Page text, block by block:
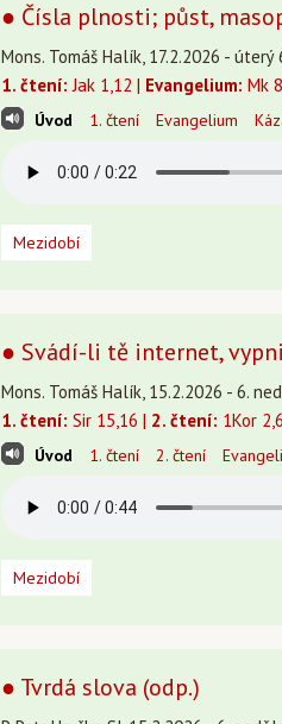
● Čísla plnosti; půst,
Mons. Tomáš Halík, 17.2.2026 -
1. čtení: Jak 1,12 | Evangelium: Mk
Úvod 1. čtení Evangelium
Mezidobí
● Svádí-li tě internet,
Mons. Tomáš Halík, 15.2.2026 - 6.
1. čtení: Sir 15,16 | 2. čtení: 1Kor
Úvod 1. čtení 2. čtení
Mezidobí
● Tvrdá slova (odp.)